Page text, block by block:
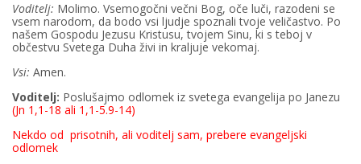
Voditelj: Molimo. Vsemogočni večni Bog, oče luči, razodeni se
vsem narodom, da bodo vsi ljudje spoznali tvoje veličastvo. Po
našem Gospodu Jezusu Kristusu, tvojem Sinu, ki s teboj v
občestvu Svetega Duha živi in kraljuje vekomaj.
Vsi: Amen.
Voditelj: Poslušajmo odlomek iz svetega evangelija po Janezu
(Jn 1,1-18 ali 1,1-5.9-14)
Nekdo od prisotnih, ali voditelj sam, prebere evangeljski
odlomek